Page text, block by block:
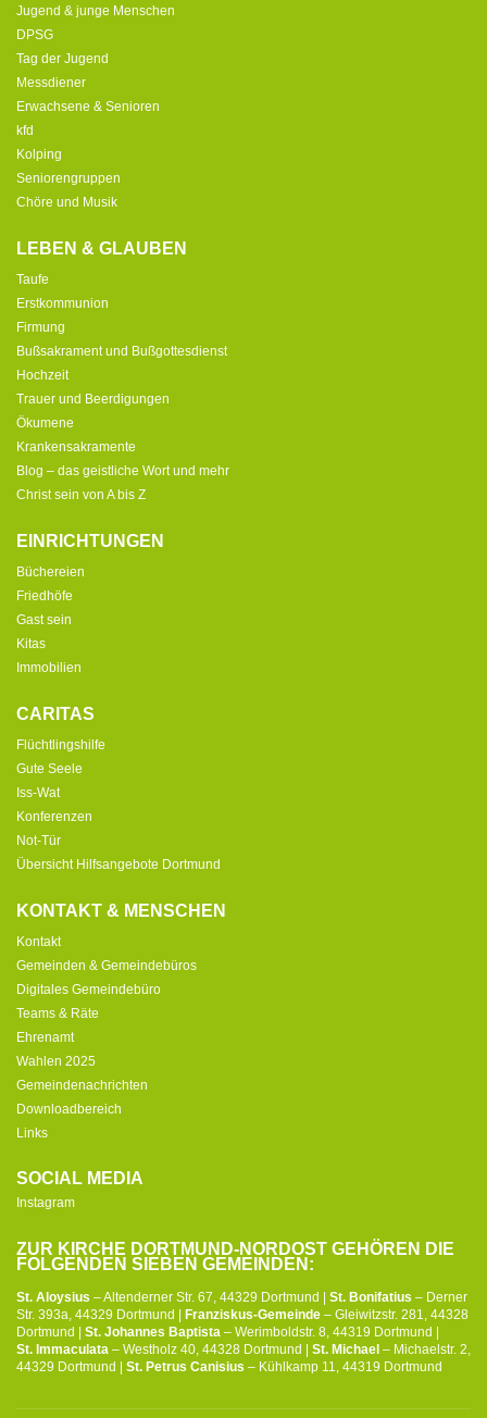
Jugend & junge Menschen
DPSG
Tag der Jugend
Messdiener
Erwachsene & Senioren
kfd
Kolping
Seniorengruppen
Chöre und Musik
LEBEN & GLAUBEN
Taufe
Erstkommunion
Firmung
Bußsakrament und Bußgottesdienst
Hochzeit
Trauer und Beerdigungen
Ökumene
Krankensakramente
Blog – das geistliche Wort und mehr
Christ sein von A bis Z
EINRICHTUNGEN
Büchereien
Friedhöfe
Gast sein
Kitas
Immobilien
CARITAS
Flüchtlingshilfe
Gute Seele
Iss-Wat
Konferenzen
Not-Tür
Übersicht Hilfsangebote Dortmund
KONTAKT & MENSCHEN
Kontakt
Gemeinden & Gemeindebüros
Digitales Gemeindebüro
Teams & Räte
Ehrenamt
Wahlen 2025
Gemeindenachrichten
Downloadbereich
Links
SOCIAL MEDIA
Instagram
ZUR KIRCHE DORTMUND-NORDOST GEHÖREN DIE
FOLGENDEN SIEBEN GEMEINDEN:
St. Aloysius – Altenderner Str. 67, 44329 Dortmund | St. Bonifatius – Derner
Str. 393a, 44329 Dortmund | Franziskus-Gemeinde – Gleiwitzstr. 281, 44328
Dortmund | St. Johannes Baptista – Werimboldstr. 8, 44319 Dortmund |
St. Immaculata – Westholz 40, 44328 Dortmund | St. Michael – Michaelstr. 2,
44329 Dortmund | St. Petrus Canisius – Kühlkamp 11, 44319 Dortmund